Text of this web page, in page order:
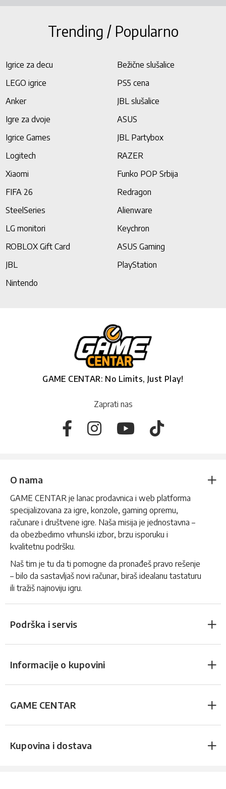
Trending / Popularno
Igrice za decu
Bežične slušalice
LEGO igrice
PS5 cena
Anker
JBL slušalice
Igre za dvoje
ASUS
Igrice Games
JBL Partybox
Logitech
RAZER
Xiaomi
Funko POP Srbija
FIFA 26
Redragon
SteelSeries
Alienware
LG monitori
Keychron
ROBLOX Gift Card
ASUS Gaming
JBL
PlayStation
Nintendo
GAME CENTAR: No Limits, Just Play!
Zaprati nas
O nama
GAME CENTAR je lanac prodavnica i web platforma
specijalizovana za igre, konzole, gaming opremu,
računare i društvene igre. Naša misija je jednostavna –
da obezbedimo vrhunski izbor, brzu isporuku i
kvalitetnu podršku.
Naš tim je tu da ti pomogne da pronađeš pravo rešenje
– bilo da sastavljaš novi računar, biraš idealanu tastaturu
ili tražiš najnoviju igru.
Podrška i servis
Informacije o kupovini
GAME CENTAR
Kupovina i dostava